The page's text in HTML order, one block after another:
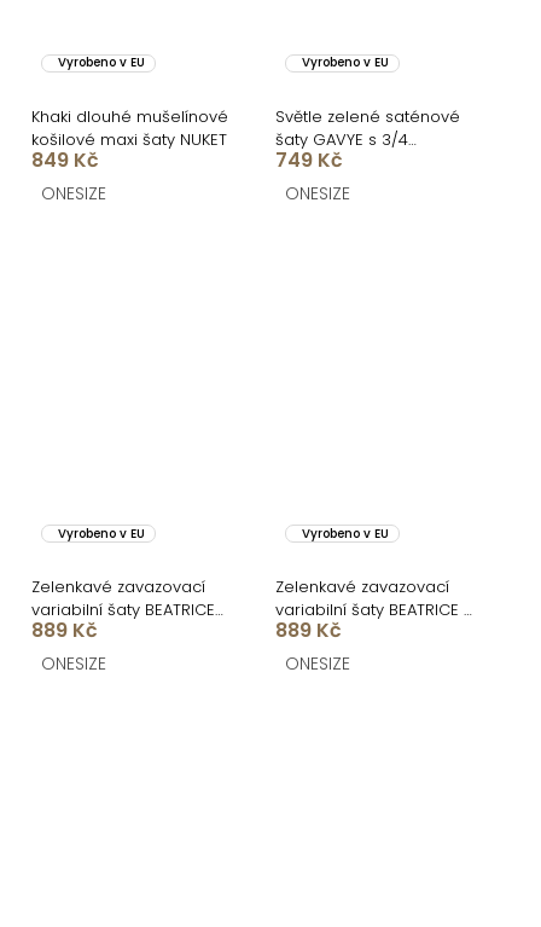
Vyrobeno v EU
Khaki dlouhé mušelínové
košilové maxi šaty NUKET
849 Kč
ONESIZE
Vyrobeno v EU
Světle zelené saténové
šaty GAVYE s 3/4
rukávem
749 Kč
ONESIZE
Vyrobeno v EU
Zelenkavé zavazovací
variabilní šaty BEATRICE
pro družičky
889 Kč
ONESIZE
Vyrobeno v EU
Zelenkavé zavazovací
variabilní šaty BEATRICE s
vázáním
889 Kč
ONESIZE